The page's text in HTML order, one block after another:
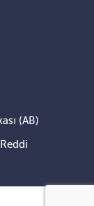
(AB)